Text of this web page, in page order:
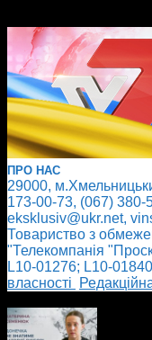
ПРО НАС
29000,
173-00-73, (067) 380-
eksklusiv@ukr.net,
Товариство з
"Телекомпанія
L10-01276; L10-01840
власності